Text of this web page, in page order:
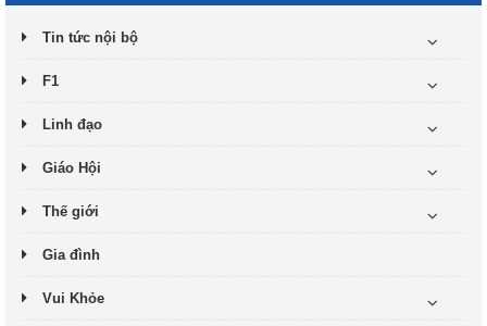
Tin tức nội bộ
F1
Linh đạo
Giáo Hội
Thế giới
Gia đình
Vui Khỏe